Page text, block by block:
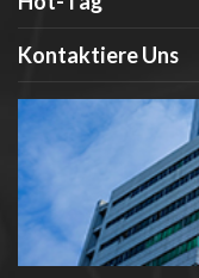
Kontaktiere Uns